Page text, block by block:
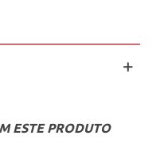
ESTE PRODUTO